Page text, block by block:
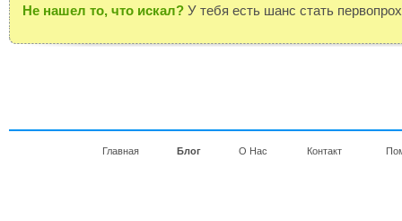
Не нашел то, что искал? У тебя есть шанс стать
Главная Блог О Нас Контакт